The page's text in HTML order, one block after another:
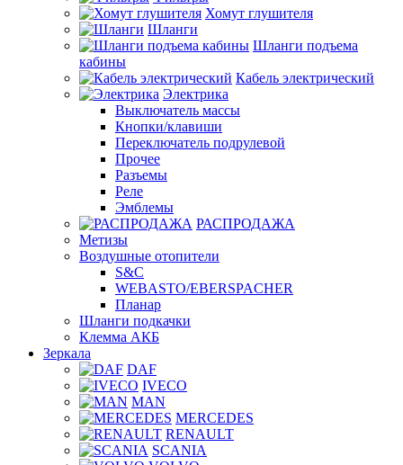
Хомут глушителя
Шланги
Шланги подъема
кабины
Кабель электрический
Электрика
Выключатель массы
Кнопки/клавиши
Переключатель подрулевой
Прочее
Разъемы
Реле
Эмблемы
РАСПРОДАЖА
Метизы
Воздушные отопители
S&C
WEBASTO/EBERSPACHER
Планар
Шланги подкачки
Клемма АКБ
Зеркала
DAF
IVECO
MAN
MERCEDES
RENAULT
SCANIA